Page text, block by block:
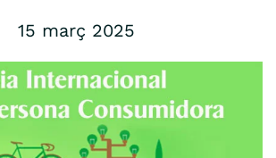
15 març 2025